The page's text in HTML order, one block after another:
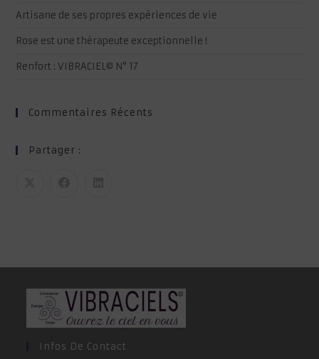
Artisane de ses propres expériences de vie
Rose est une thérapeute exceptionnelle !
Renfort : VIBRACIEL© N° 17
Commentaires Récents
Partager :
Infos De Contact